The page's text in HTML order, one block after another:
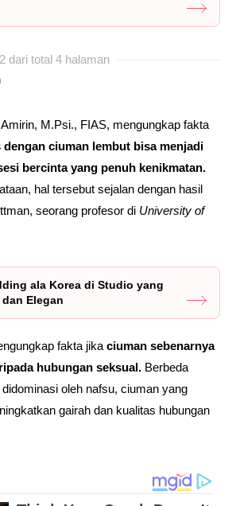
2 dari total 4 halaman
M.Psi., FIAS, mengungkap fakta
dengan ciuman lembut bisa menjadi
bercinta yang penuh kenikmatan.
hal tersebut sejalan dengan hasil
seorang profesor di University of
ala Korea di Studio yang
Elegan
fakta jika ciuman sebenarnya
hubungan seksual. Berbeda
oleh nafsu, ciuman yang
gairah dan kualitas hubungan